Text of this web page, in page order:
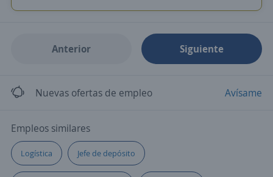
Anterior Siguiente
Nuevas ofertas de empleo Avísame
Empleos similares
Logística Jefe de depósito